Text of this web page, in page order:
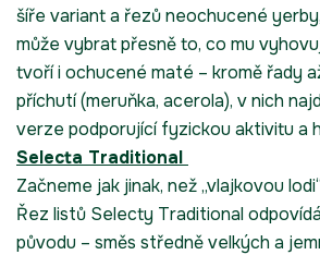
šíře variant a řezů neochucené
může vybrat přesně to, co mu
tvoří i ochucené maté – kromě řady
příchutí (meruňka, acerola), v nich
verze podporující fyzickou aktivitu a
Selecta Traditional
Začneme jak jinak, než „vlajkovou
Řez listů Selecty Traditional
původu – směs středně velkých a